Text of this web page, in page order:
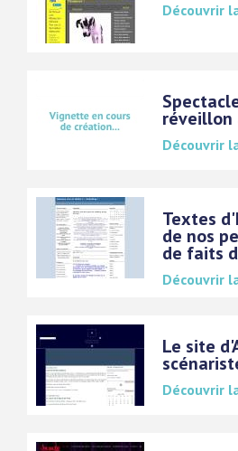
Découvrir
réveillon
Découvrir
Textes
de nos
de faits
Découvrir
Le site
Découvrir